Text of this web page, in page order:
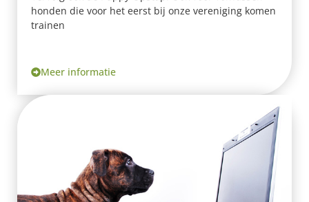
honden die voor het eerst bij onze vereniging komen
trainen
Meer informatie